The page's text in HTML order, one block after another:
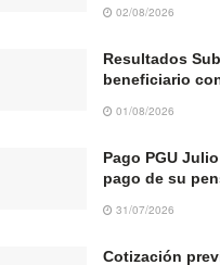
02/08/2026
Resultados
beneficiario
01/08/2026
Pago PGU
pago de su
31/07/2026
Cotización